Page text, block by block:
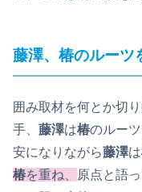
藤澤、椿のルーツ
囲み取材を何とか切
手、 藤澤は椿のルー
安になりながら藤澤は
椿を重ね、
原点と語